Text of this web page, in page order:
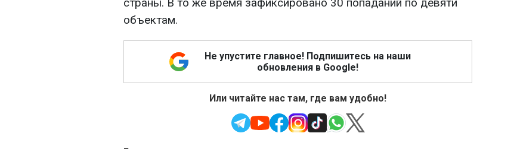
объектам.
Не упустите главное! Подпишитесь на наши
обновления в Google!
Или читайте нас там, где вам удобно!